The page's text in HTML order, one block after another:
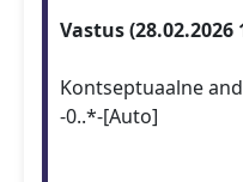
Vastus (28.02.2026
Kontseptuaalne
-0..*-[Auto]